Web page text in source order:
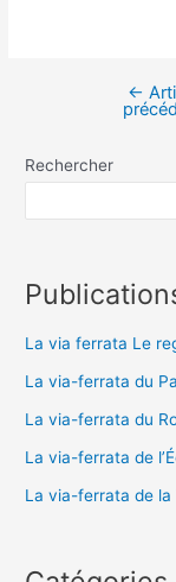
Navigation
l’article
←
Rechercher
La via ferrata Le
La via-ferrata du
La via-ferrata du
La via-ferrata de
La via-ferrata de la